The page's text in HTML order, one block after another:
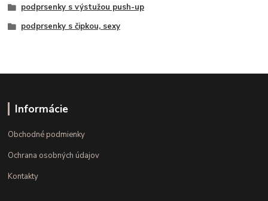
podprsenky s výstužou push-up
podprsenky s čipkou, sexy
Informácie
Obchodné podmienky
Ochrana osobných údajov
Kontakty